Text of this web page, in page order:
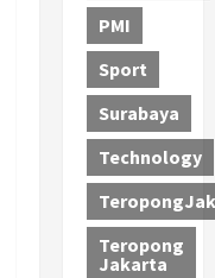
PMI
Sport
Surabaya
Technology
Teropong
Jakarta